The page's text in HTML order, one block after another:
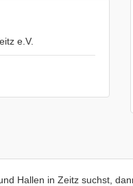
e.V.
Hallen in Zeitz suchst,